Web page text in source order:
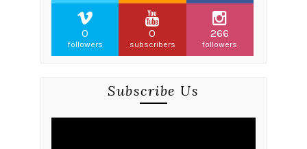
0
followers
0
subscribers
266
followers
Subscribe Us